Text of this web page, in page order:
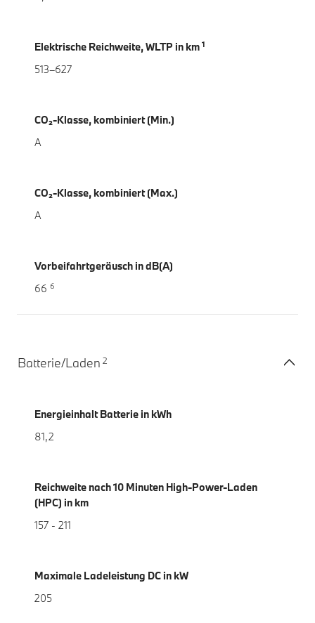
Elektrische Reichweite, WLTP in km 1
513–627
CO₂-Klasse, kombiniert (Min.)
A
CO₂-Klasse, kombiniert (Max.)
A
Vorbeifahrtgeräusch in dB(A)
66 6
Batterie/Laden 2
Energieinhalt Batterie in kWh
81,2
Reichweite nach 10 Minuten High-Power-Laden
(HPC) in km
157 - 211
Maximale Ladeleistung DC in kW
205